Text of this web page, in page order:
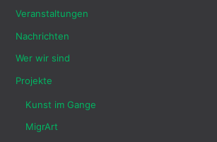
Veranstaltungen
Nachrichten
Wer wir sind
Projekte
Kunst im Gange
MigrArt